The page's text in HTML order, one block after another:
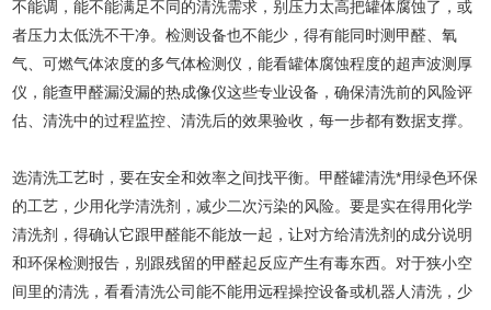
不能调，能不能满足不同的清洗需求，别压力太高把罐体腐蚀了，或
者压力太低洗不干净。检测设备也不能少，得有能同时测甲醛、氧
气、可燃气体浓度的多气体检测仪，能看罐体腐蚀程度的超声波测厚
仪，能查甲醛漏没漏的热成像仪这些专业设备，确保清洗前的风险评
估、清洗中的过程监控、清洗后的效果验收，每一步都有数据支撑。
选清洗工艺时，要在安全和效率之间找平衡。甲醛罐清洗*用绿色环保
的工艺，少用化学清洗剂，减少二次污染的风险。要是实在得用化学
清洗剂，得确认它跟甲醛能不能放一起，让对方给清洗剂的成分说明
和环保检测报告，别跟残留的甲醛起反应产生有毒东西。对于狭小空
间里的清洗，看看清洗公司能不能用远程操控设备或机器人清洗，少